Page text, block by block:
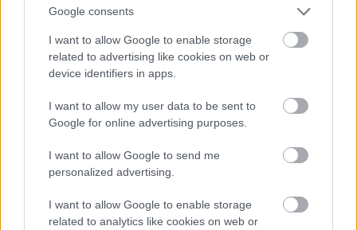
Google consents
I want to allow Google to enable storage
related to advertising like cookies on web or
device identifiers in apps.
I want to allow my user data to be sent to
Google for online advertising purposes.
I want to allow Google to send me
personalized advertising.
I want to allow Google to enable storage
related to analytics like cookies on web or
És ő sminkelt a legrosszabbul: az egész el van
kenődve.
Fotó: DC Comics / Northfoto
Jön még kép!